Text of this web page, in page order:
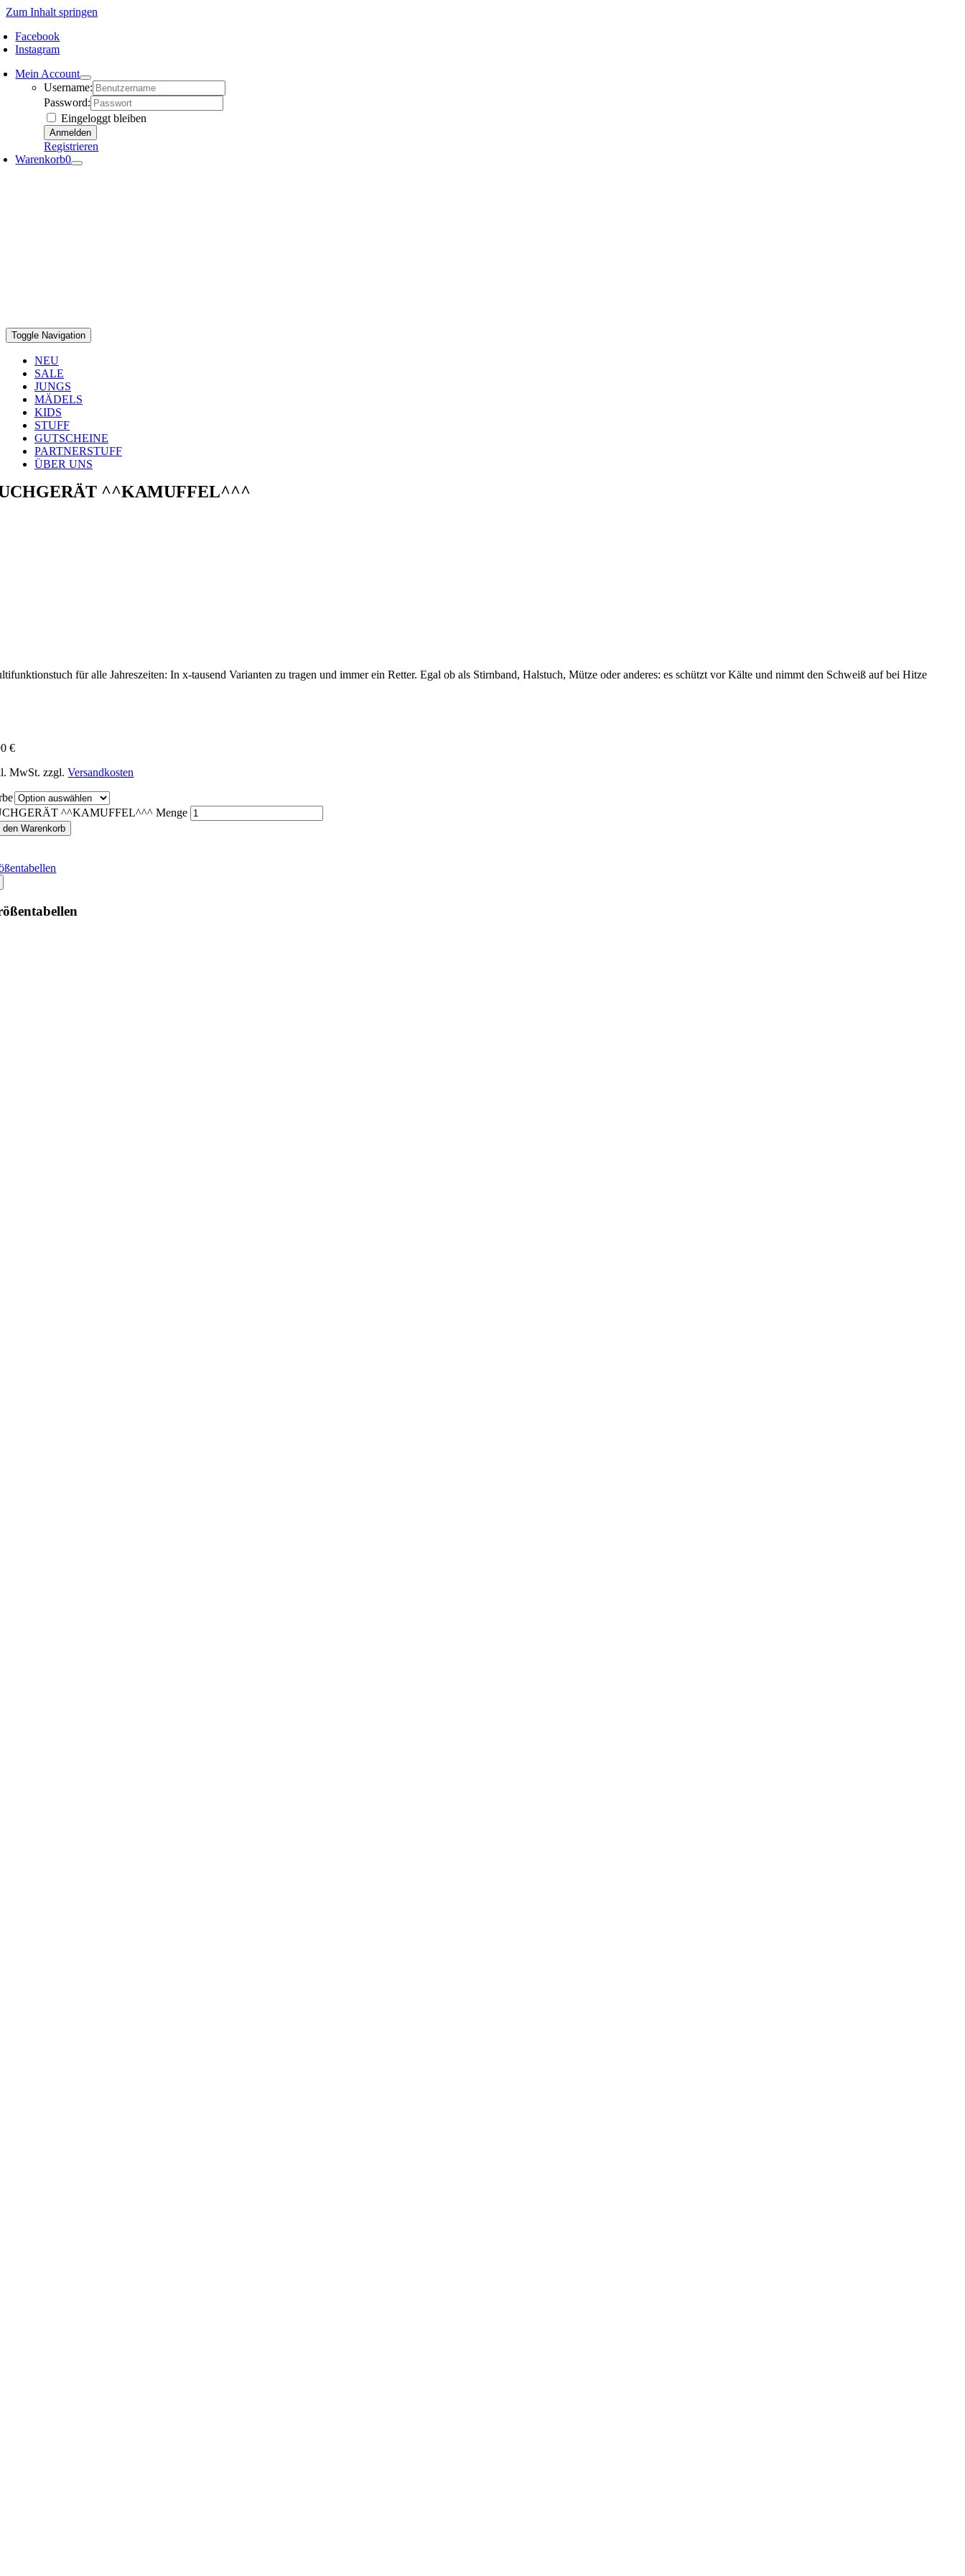
Zum Inhalt springen
Facebook
Instagram
Mein Account
Username:
Password:
Eingeloggt bleiben
Registrieren
Warenkorb0
Toggle Navigation
NEU
SALE
JUNGS
MÄDELS
KIDS
STUFF
GUTSCHEINE
PARTNERSTUFF
ÜBER UNS
^^KAMUFFEL^^^
für alle Jahreszeiten: In x-tausend Varianten zu tragen und immer ein Retter. Egal ob als Stirnband, Halstuch, Mütze oder anderes: es schützt vor Kälte und nimmt den Schweiß auf bei Hitze
€
MwSt. zzgl.Versandkosten
^^KAMUFFEL^^^ Menge
den Warenkorb